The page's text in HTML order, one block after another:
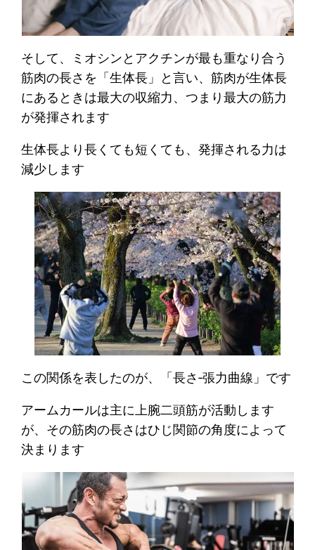
そして、ミオシンとアクチンが最も重なり合う
筋肉の長さを「生体長」と言い、筋肉が生体長
にあるときは最大の収縮力、つまり最大の筋力
が発揮されます
生体長より長くても短くても、発揮される力は
減少します
この関係を表したのが、「長さ‐張力曲線」です
アームカールは主に上腕二頭筋が活動します
が、その筋肉の長さはひじ関節の角度によって
決まります